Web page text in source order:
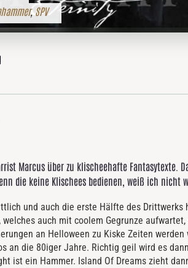
,SPV
Marcus über zu klischeehafte Fantasytexte.
die keine Klischees bedienen, weiß ich nicht
und auch die erste Hälfte des Drittwerks
auch mit coolem Gegrunze
an Helloween zu Kiske Zeiten
an die 80iger Jahre. Richtig geil wird es
ist ein Hammer. Island Of Dreams zieht